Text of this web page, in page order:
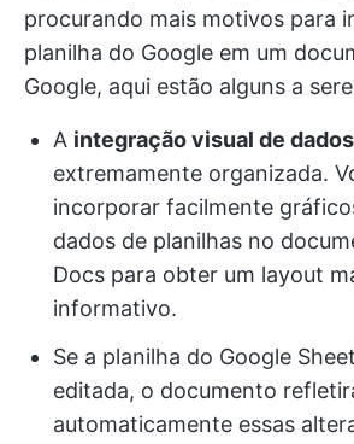
procurando mais motivos para
planilha do Google em um
Google, aqui estão alguns a
A integração visual de dados
extremamente organizada.
incorporar facilmente
dados de planilhas no
Docs para obter um layout
informativo.
Se a planilha do Google
editada, o documento
automaticamente essas